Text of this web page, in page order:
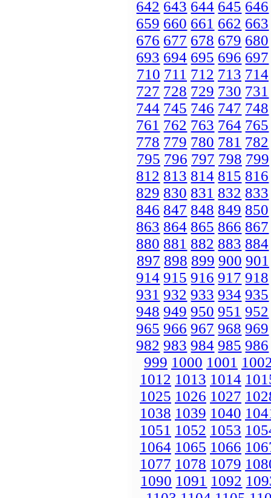
642 643 644 645 646
659 660 661 662 663
676 677 678 679 680
693 694 695 696 697
710 711 712 713 714
727 728 729 730 731
744 745 746 747 748
761 762 763 764 765
778 779 780 781 782
795 796 797 798 799
812 813 814 815 816
829 830 831 832 833
846 847 848 849 850
863 864 865 866 867
880 881 882 883 884
897 898 899 900 901
914 915 916 917 918
931 932 933 934 935
948 949 950 951 952
965 966 967 968 969
982 983 984 985 986
999 1000 1001
1012 1013 1014
1025 1026 1027
1038 1039 1040
1051 1052 1053
1064 1065 1066
1077 1078 1079
1090 1091 1092